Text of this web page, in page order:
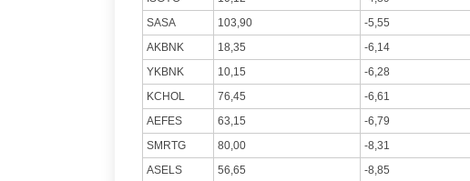
SASA
103,90
-5,55
AKBNK
18,35
-6,14
YKBNK
10,15
-6,28
KCHOL
76,45
-6,61
AEFES
63,15
-6,79
SMRTG
80,00
-8,31
ASELS
56,65
-8,85